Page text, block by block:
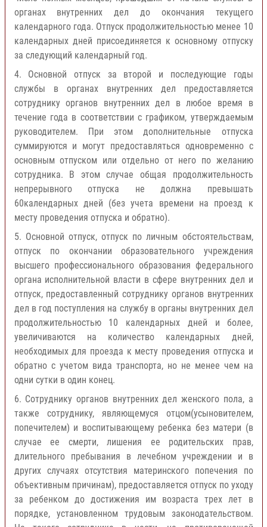
органах внутренних дел до окончания текущего
календарного года. Отпуск продолжительностью менее 10
календарных дней присоединяется к основному отпуску
за следующий календарный год.
4. Основной отпуск за второй и последующие годы
службы в органах внутренних дел предоставляется
сотруднику органов внутренних дел в любое время в
течение года в соответствии с графиком, утверждаемым
руководителем. При этом дополнительные отпуска
суммируются и могут предоставляться одновременно с
основным отпуском или отдельно от него по желанию
сотрудника. В этом случае общая продолжительность
непрерывного отпуска не должна превышать
60календарных дней (без учета времени на проезд к
месту проведения отпуска и обратно).
5. Основной отпуск, отпуск по личным обстоятельствам,
отпуск по окончании образовательного учреждения
высшего профессионального образования федерального
органа исполнительной власти в сфере внутренних дел и
отпуск, предоставленный сотруднику органов внутренних
дел в год поступления на службу в органы внутренних дел
продолжительностью 10 календарных дней и более,
увеличиваются на количество календарных дней,
необходимых для проезда к месту проведения отпуска и
обратно с учетом вида транспорта, но не менее чем на
одни сутки в один конец.
6. Сотруднику органов внутренних дел женского пола, а
также сотруднику, являющемуся отцом(усыновителем,
попечителем) и воспитывающему ребенка без матери (в
случае ее смерти, лишения ее родительских прав,
длительного пребывания в лечебном учреждении и в
других случаях отсутствия материнского попечения по
объективным причинам), предоставляется отпуск по уходу
за ребенком до достижения им возраста трех лет в
порядке, установленном трудовым законодательством.